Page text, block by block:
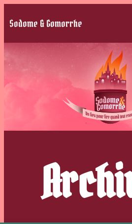
Sodome & Gomorrhe